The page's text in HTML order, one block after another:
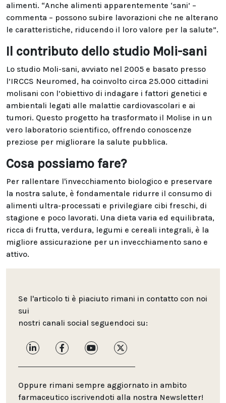
alimenti. “Anche alimenti apparentemente ‘sani’ –
commenta – possono subire lavorazioni che ne alterano
le caratteristiche, riducendo il loro valore per la salute”.
Il contributo dello studio Moli-sani
Lo studio Moli-sani, avviato nel 2005 e basato presso
l’IRCCS Neuromed, ha coinvolto circa 25.000 cittadini
molisani con l’obiettivo di indagare i fattori genetici e
ambientali legati alle malattie cardiovascolari e ai
tumori. Questo progetto ha trasformato il Molise in un
vero laboratorio scientifico, offrendo conoscenze
preziose per migliorare la salute pubblica.
Cosa possiamo fare?
Per rallentare l'invecchiamento biologico e preservare
la nostra salute, è fondamentale ridurre il consumo di
alimenti ultra-processati e privilegiare cibi freschi, di
stagione e poco lavorati. Una dieta varia ed equilibrata,
ricca di frutta, verdura, legumi e cereali integrali, è la
migliore assicurazione per un invecchiamento sano e
attivo.
Se l'articolo ti è piaciuto rimani in contatto con noi
sui
nostri canali social seguendoci su:
Oppure rimani sempre aggiornato in ambito
farmaceutico iscrivendoti alla nostra Newsletter!